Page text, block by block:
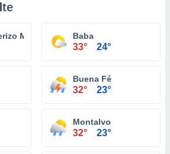
Moreno Baba
33° 24°
Buena Fé
32° 23°
Montalvo
32° 23°